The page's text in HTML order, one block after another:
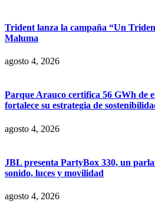
Trident lanza la campaña “Un
Maluma
agosto 4, 2026
Parque Arauco certifica 56 GWh de
fortalece su estrategia de
agosto 4, 2026
JBL presenta PartyBox 330, un
sonido, luces y movilidad
agosto 4, 2026